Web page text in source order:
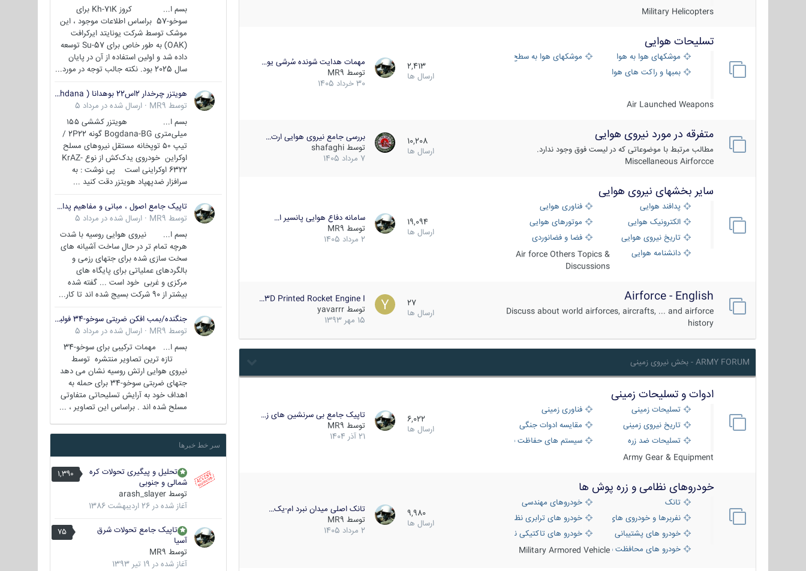
Military Helicopters
تسلیحات هوایی
موشکهای هوا به هوا
موشکهای هوا به سطح
بمبها و راکت های هوایی
Air Launched Weapons
2,413
ارسال ها
مهمات هدایت شونده سُرشی یو…
توسط MR9
30 خرداد 1405
متفرقه در مورد نیروی هوایی
مطالب مرتبط با موضوعاتی که در لیست فوق وجود ندارد.
Miscellaneous Airforcce
10,208
ارسال ها
بررسی جامع نیروی هوایی ارت…
توسط shafaghi
7 مرداد 1405
سایر بخشهای نیروی هوایی
پدافند هوایی
فناوری هوایی
الکترونیک هوایی
موتورهای هوایی
تاریخ نیروی هوایی
فضا و فضانوردی
دانشنامه هوایی
Air force Others Topics &
Discussions
19,094
ارسال ها
سامانه دفاع هوایی پانسیر ا…
توسط MR9
2 مرداد 1405
Airforce - English
Discuss about world airforces, aircrafts, ... and airforce
history
27
ارسال ها
3D Printed Rocket Engine I…
توسط yavarrr
15 مهر 1393
ARMY FORUM - بخش نیروی زمینی
ادوات و تسلیحات زمینی
تسلیحات زمینی
فناوری زمینی
تاریخ نیروی زمینی
مقایسه ادوات جنگی
تسلیحات ضد زره
سیستم های حفاظت فعال
Army Gear & Equipment
6,022
ارسال ها
تاپیک جامع بی سرنشین های ز…
توسط MR9
21 آذر 1404
خودروهای نظامی و زره پوش ها
تانک
خودروهای مهندسی
نفربرها و خودروی های رزمی پیاده نظامخودرو های ترابری نظامی
خودرو های پشتیبانی آتش ، شناسایی و ضد تانک
خودرو های تاکتیکی نظامی
خودرو های محافظت شدهMilitary Armored Vehicle
9,980
ارسال ها
تانک اصلی میدان نبرد ام-یک…
توسط MR9
2 مرداد 1405
بسم ا... کروز Kh-71K برای
سوخو-57 براساس اطلاعات موجود ، این
موشک توسط شرکت یونایتد ایرکرافت
(OAK) به طور خاص برای Su-57 توسعه
داده شد و اولین استفاده از آن در پایان
سال 2025 بود. نکته جالب توجه در مورد...
هویتزر چرخدار 2اس22 بوهدانا ( wheeled howitzer 2S22 Bohdana )
توسط MR9
· ارسال شده در مرداد 5
بسم ا... هویتزر کششی ۱۵۵
میلی‌متری Bogdana-BG گونه 2P22 /
تیپ ۵۰ توپخانه مستقل نیروهای مسلح
اوکراین خودروی یدک‌کش از نوع KrAZ-
6322 اوکراینی است پی نوشت : به
سرافزار ضدپهپاد هویتزر دقت کنید ...
تاپیک جامع اصول ، مبانی و مفاهیم پدافند غیر عامل
توسط MR9
· ارسال شده در مرداد 5
بسم ا... نیروی هوایی روسیه با شدت
هرچه تمام تر در حال ساخت آشیانه های
سخت سازی شده برای جتهای رزمی و
بالگردهای عملیاتی برای پایگاه های
مرکزی و غربی خود است ... گفته شده
بیشتر از 90 شرکت بسیج شده اند تا کار...
جنگنده/بمب افکن ضربتی سوخو-34 فولبک ( Sukhoi Su-34/Fullback)
توسط MR9
· ارسال شده در مرداد 5
بسم ا... مهمات ترکیبی برای سوخو-34
تازه ترین تصاویر منتشره توسط
نیروی هوایی ارتش روسیه نشان می دهد
جتهای ضربتی سوخو-34 برای حمله به
اهداف خود به آرایش تسلیحاتی متفاوتی
مسلح شده اند . براساس این تصاویر ، ...
سر خط خبرها
1,390
تحلیل و پیگیری تحولات کره
شمالی و جنوبی
توسط arash_slayer
آغاز شده در 26 اردیبهشت 1386
75
تاپیک جامع تحولات شرق
آسیا
توسط MR9
آغاز شده در 19 تیر 1393